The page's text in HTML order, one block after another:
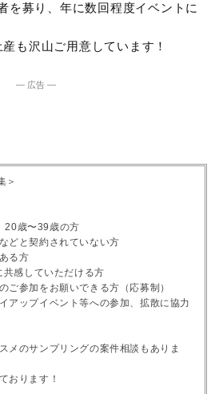
を募り、年に数回程度イベントに
も沢山ご用意しています！
― 広告 ―
＞
20歳〜39歳の方
どと契約されていない方
る方
共感していただける方
ご参加をお願いできる方（応募制）
アップイベント等への参加、拡散に協力
メのサンプリングの案件相談もありま
おります！